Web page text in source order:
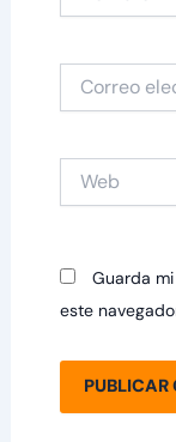
Correo
electrónico*
Guarda
este